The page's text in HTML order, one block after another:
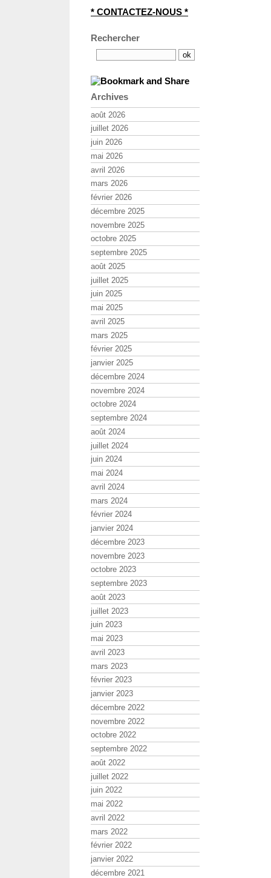
* CONTACTEZ-NOUS *
Rechercher
Archives
août 2026
juillet 2026
juin 2026
mai 2026
avril 2026
mars 2026
février 2026
décembre 2025
novembre 2025
octobre 2025
septembre 2025
août 2025
juillet 2025
juin 2025
mai 2025
avril 2025
mars 2025
février 2025
janvier 2025
décembre 2024
novembre 2024
octobre 2024
septembre 2024
août 2024
juillet 2024
juin 2024
mai 2024
avril 2024
mars 2024
février 2024
janvier 2024
décembre 2023
novembre 2023
octobre 2023
septembre 2023
août 2023
juillet 2023
juin 2023
mai 2023
avril 2023
mars 2023
février 2023
janvier 2023
décembre 2022
novembre 2022
octobre 2022
septembre 2022
août 2022
juillet 2022
juin 2022
mai 2022
avril 2022
mars 2022
février 2022
janvier 2022
décembre 2021